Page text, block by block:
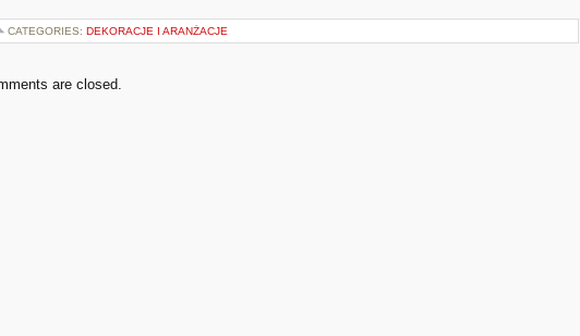
CATEGORIES: DEKORACJE I ARANŻACJE
are closed.